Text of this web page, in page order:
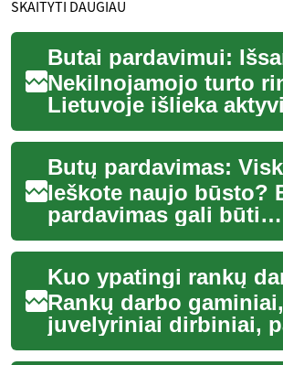
SKAITYTI DAUGIAU
Nekilnojamojo turto
Lietuvoje išlieka
butų pirkimas - vienas
populiariausių būdų
nuosavą būst...
Ieškote naujo būsto?
pardavimas gali būti
sudėtingas procesas,
su tinkamomis
pasiruošimu gali...
Rankų darbo
juvelyriniai dirbiniai,
unikaliu žavesiu, kuris